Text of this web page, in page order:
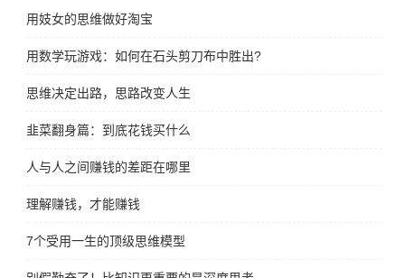
用妓女的思维做好淘宝
用数学玩游戏：如何在石头剪刀布中胜出?
思维决定出路，思路改变人生
韭菜翻身篇：到底花钱买什么
人与人之间赚钱的差距在哪里
理解赚钱，才能赚钱
7个受用一生的顶级思维模型